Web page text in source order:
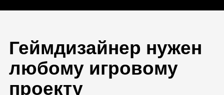
проекту
Сможете устроиться в крупную
геймдев-компанию,
независимую студию или брать
проекты на фриланс-биржах